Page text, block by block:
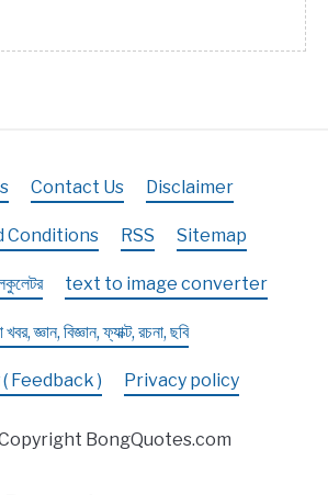
Contact Us Disclaimer
Conditions RSS Sitemap
text to image converter
খবর, জ্ঞান, বিজ্ঞান, ফ্যাক্ট, রচনা, ছবি
( Feedback ) Privacy policy
BongQuotes.com